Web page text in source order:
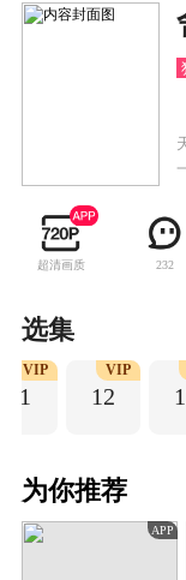
超清画质 232
选集
11
VIP
12
VIP
为你推荐
APP